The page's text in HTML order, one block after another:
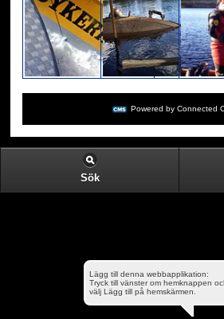
Powered by Connected
Sök
Lägg till denna webbapplikation:
Tryck till vänster om hemknappen
välj Lägg till på hemskärmen.